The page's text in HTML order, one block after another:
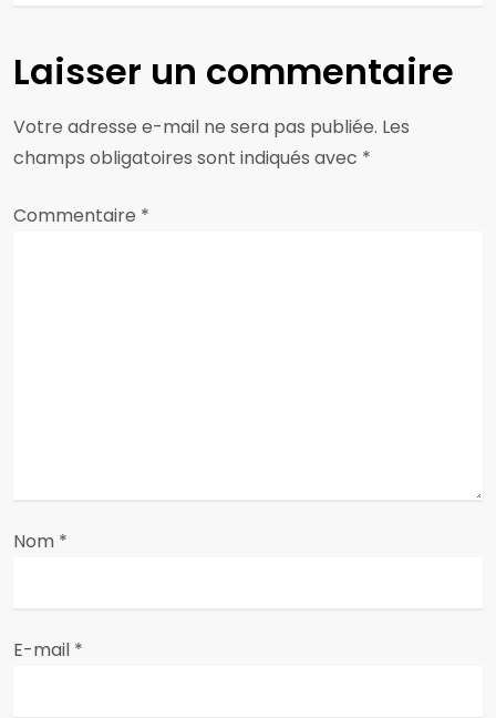
a
t
i
o
r
i
Laisser un commentaire
Votre adresse e-mail ne sera pas publiée. Les
champs obligatoires sont indiqués avec *
Commentaire *
Nom *
E-mail *